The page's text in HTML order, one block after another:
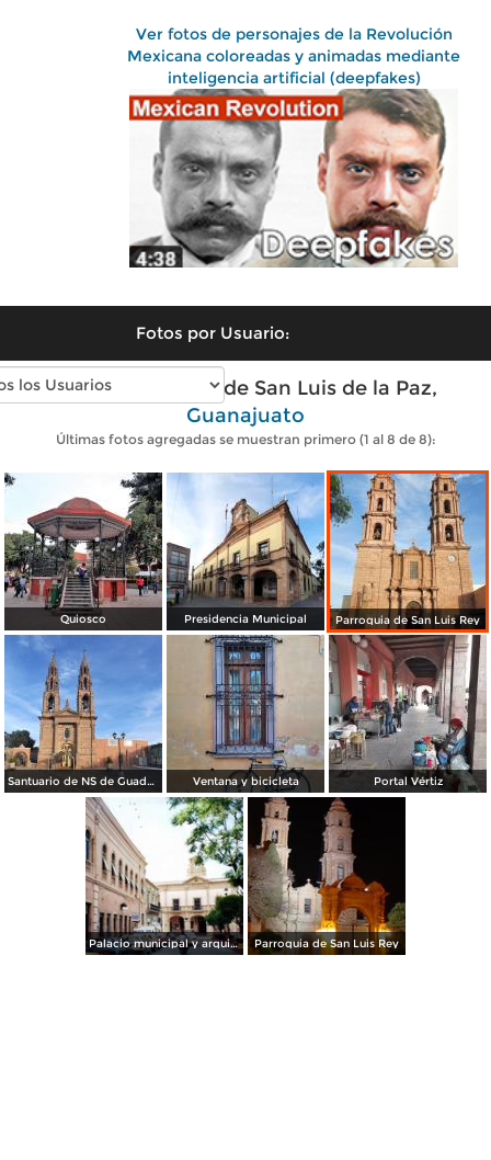
Ver fotos de personajes de la Revolución
Mexicana coloreadas y animadas mediante
inteligencia artificial (deepfakes)
Fotos por Usuario:
Fotos modernas de San Luis de la Paz,
Guanajuato
Últimas fotos agregadas se muestran primero (1 al 8 de 8):
Quiosco Presidencia Municipal Parroquia de San Luis Rey
Santuario de NS de Guadalupe Ventana y bicicleta Portal Vértiz
Palacio municipal y arquitectura colonial. San Luis de la Paz, Guanajuato Parroquia de San Luis Rey